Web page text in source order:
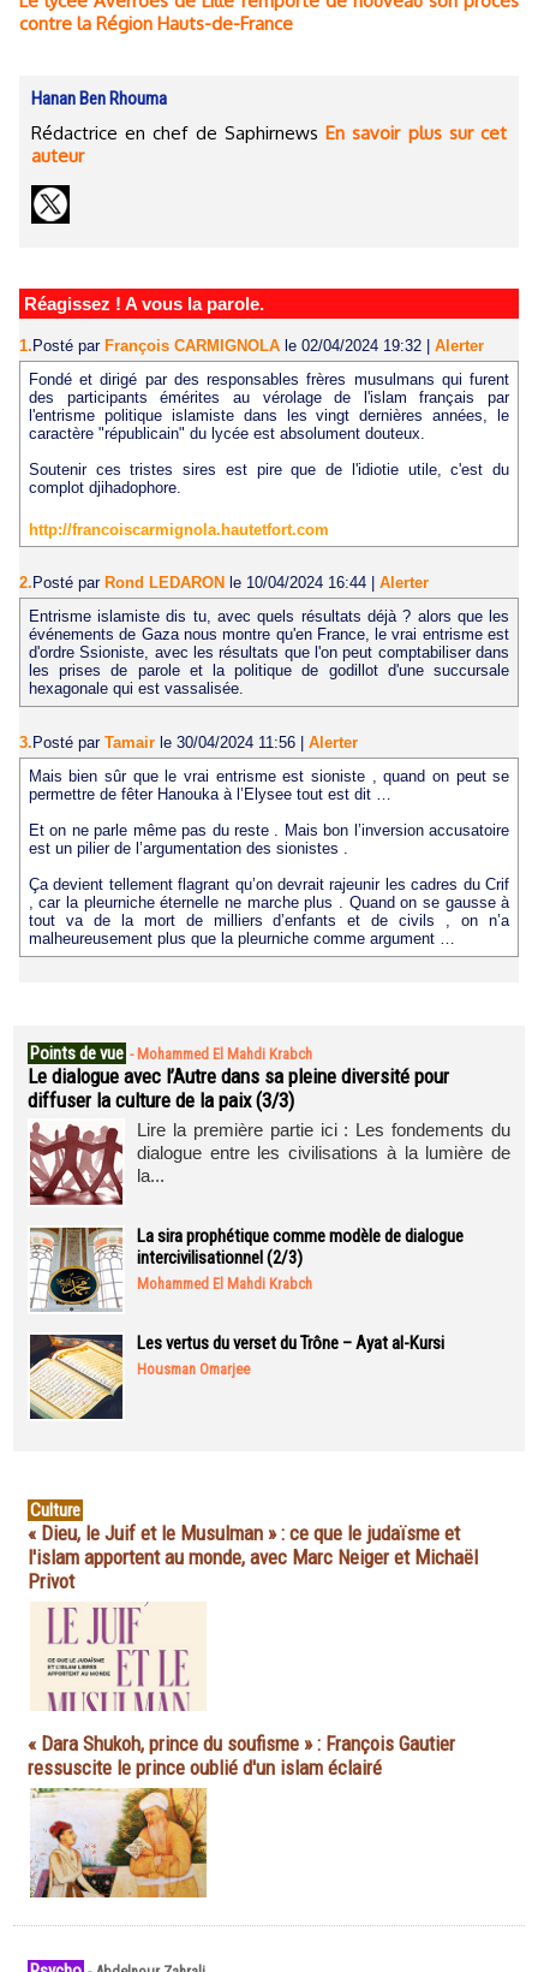
contre la Région Hauts-de-France
Hanan Ben Rhouma
Rédactrice en chef de SaphirnewsEn savoir plus sur cet
auteur
Réagissez ! A vous la parole.
1.Posté par François CARMIGNOLA le 02/04/2024 19:32 | Alerter
Fondé et dirigé par des responsables frères musulmans qui furent
des participants émérites au vérolage de l'islam français par
l'entrisme politique islamiste dans les vingt dernières années, le
caractère "républicain" du lycée est absolument douteux.
Soutenir ces tristes sires est pire que de l'idiotie utile, c'est du
complot djihadophore.
http://francoiscarmignola.hautetfort.com
2. Posté par Rond LEDARON le 10/04/2024 16:44
Alerter
Entrisme islamiste dis tu, avec quels résultats déjà ? alors que les
événements de Gaza nous montre qu'en France, le vrai entrisme est
d'ordre Ssioniste, avec les résultats que l'on peut comptabiliser dans
les prises de parole et la politique de godillot d'une succursale
hexagonale qui est vassalisée.
3. Posté par Tamair le 30/04/2024 11:56
Alerter
Mais bien sûr que le vrai entrisme est sioniste , quand on peut se
permettre de fêter Hanouka à l’Elysee tout est dit …
Et on ne parle même pas du reste . Mais bon l’inversion accusatoire
est un pilier de l’argumentation des sionistes .
Ça devient tellement flagrant qu’on devrait rajeunir les cadres du Crif
, car la pleurniche éternelle ne marche plus . Quand on se gausse à
tout va de la mort de milliers d’enfants et de civils , on n’a
malheureusement plus que la pleurniche comme argument …
Points de vue - Mohammed El Mahdi Krabch
Le dialogue avec l’Autre dans sa pleine diversité pour
diffuser la culture de la paix (3/3)
Lire la première partie ici : Les fondements du
dialogue entre les civilisations à la lumière de
la...
La sira prophétique comme modèle de dialogue
intercivilisationnel (2/3)
Mohammed El Mahdi Krabch
Les vertus du verset du Trône – Ayat al-Kursi
Housman Omarjee
Culture
« Dieu, le Juif et le Musulman » : ce que le judaïsme et
l'islam apportent au monde, avec Marc Neiger et Michaël
Privot
« Dara Shukoh, prince du soufisme » : François Gautier
ressuscite le prince oublié d'un islam éclairé